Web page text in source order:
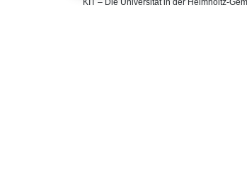
KIT – Die Universität in der Helmholtz-